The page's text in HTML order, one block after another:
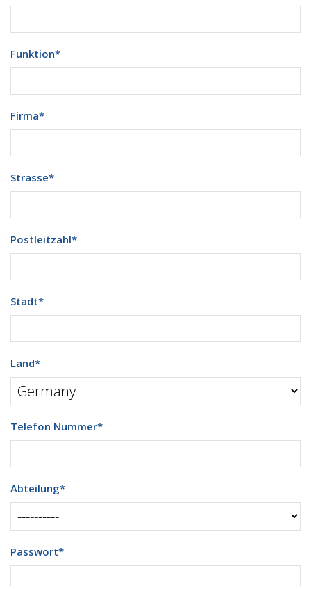
Funktion*
Firma*
Strasse*
Postleitzahl*
Stadt*
Land*
Telefon Nummer*
Abteilung*
Passwort*